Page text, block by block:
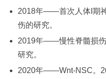
2018年——首次人体I期
伤的研究。
2019年——慢性脊髓损伤
研究。
2020年——Wnt-NSC。